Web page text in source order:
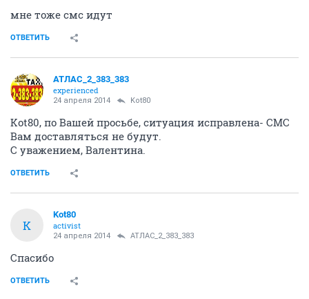
мне тоже смс идут
ОТВЕТИТЬ
АТЛАС_2_383_383
experienced
24 апреля 2014 Kot80
Kot80, по Вашей просьбе, ситуация исправлена- СМС
Вам доставляться не будут.
С уважением, Валентина.
ОТВЕТИТЬ
K
Kot80
activist
24 апреля 2014 АТЛАС_2_383_383
Спасибо
ОТВЕТИТЬ